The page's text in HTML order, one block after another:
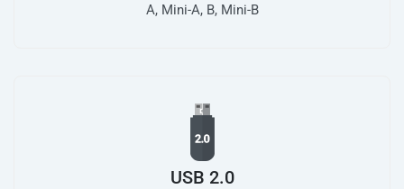
A, Mini-A, B, Mini-B
USB 2.0